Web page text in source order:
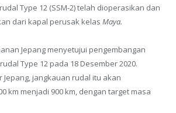
Type 12 (SSM-2) telah dioperasikan dan
dari kapal perusak kelas Maya.
Jepang menyetujui pengembangan
Type 12 pada 18 Desember 2020.
jangkauan rudal itu akan
km menjadi 900 km, dengan target masa